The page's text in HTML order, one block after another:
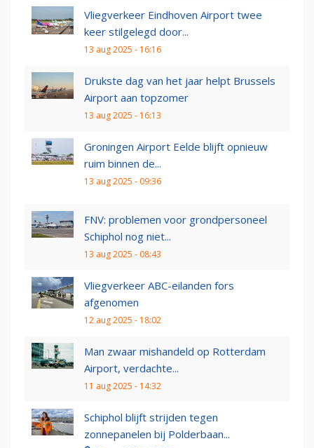
Vliegverkeer Eindhoven Airport twee
keer stilgelegd door...
13 aug 2025 - 16:16
Drukste dag van het jaar helpt Brussels
Airport aan topzomer
13 aug 2025 - 16:13
Groningen Airport Eelde blijft opnieuw
ruim binnen de...
13 aug 2025 - 09:36
FNV: problemen voor grondpersoneel
Schiphol nog niet...
13 aug 2025 - 08:43
Vliegverkeer ABC-eilanden fors
afgenomen
12 aug 2025 - 18:02
Man zwaar mishandeld op Rotterdam
Airport, verdachte...
11 aug 2025 - 14:32
Schiphol blijft strijden tegen
zonnepanelen bij Polderbaan...